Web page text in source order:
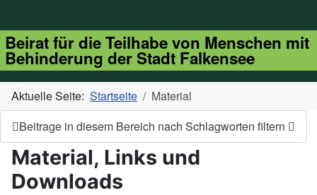
Beirat für die Teilhabe von Menschen mit
Behinderung der Stadt Falkensee
Aktuelle Seite: Startseite
Material
Beitrage in diesem Bereich nach Schlagworten filtern
Material, Links und
Downloads